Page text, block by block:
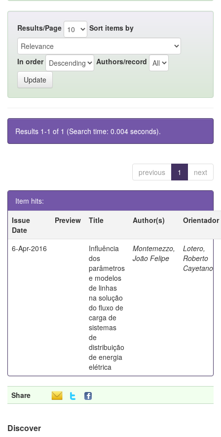
Results/Page Sort items by
In order Authors/record
Results 1-1 of 1 (Search time: 0.004 seconds).
previous 1 next
Item hits:
Issue
Date
Preview Title Author(s) Orientador
6-Apr-2016
Influência
dos
parâmetros
e modelos
de linhas
na solução
do fluxo de
carga de
sistemas
de
distribuição
de energia
elétrica
Montemezzo,
João Felipe
Lotero,
Roberto
Cayetano
Share
Discover